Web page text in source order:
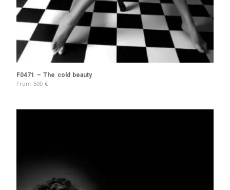
F0471 – The cold beauty
From 500 €